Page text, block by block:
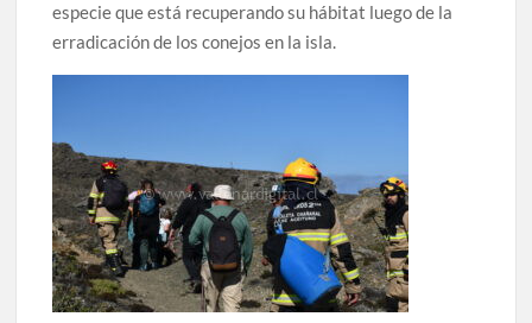
especie que está recuperando su hábitat luego de la
erradicación de los conejos en la isla.